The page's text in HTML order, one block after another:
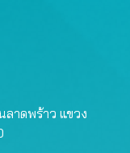
ลาดพร้าว แขวง